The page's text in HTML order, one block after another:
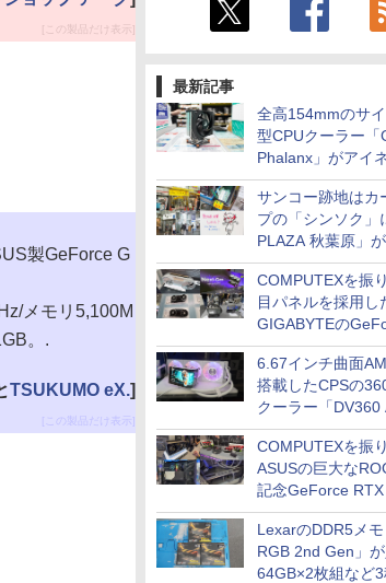
最新記事
全高154mmのサ
型CPUクーラー「
Phalanx」がアイ
ら
サンコー跡地はカ
プの「シンソク」
PLAZA 秋葉原」が
アルに伴い一時休
クのDDR2メモリ
販売など～ 最近の
COMPUTEXを振
目パネルを採用し
GIGABYTEの
5080や、MSIの次
カード向けの新技
デオカード編その
6.67インチ曲面
搭載したCPSの
クーラー「DV360
Display」が発売
色
COMPUTEXを振
ASUSの巨大な
記念GeForce RTX
ゲーミングチーム
ラボモデルなど(
ド編その1)
LexarのDDR5メ
RGB 2nd Gen」が
64GB×2枚組など
[この製品だけ表示]
製GeForce G
メモリ5,100M
。.
TSUKUMO eX.]
[この製品だけ表示]